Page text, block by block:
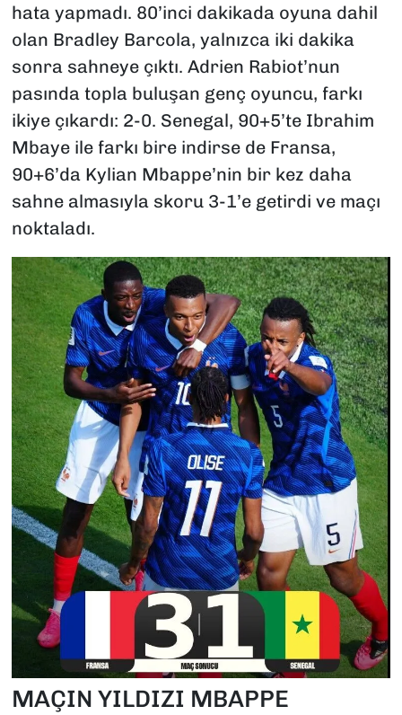
hata yapmadı. 80’inci dakikada oyuna dahil
olan Bradley Barcola, yalnızca iki dakika
sonra sahneye çıktı. Adrien Rabiot’nun
pasında topla buluşan genç oyuncu, farkı
ikiye çıkardı: 2-0. Senegal, 90+5’te Ibrahim
Mbaye ile farkı bire indirse de Fransa,
90+6’da Kylian Mbappe’nin bir kez daha
sahne almasıyla skoru 3-1’e getirdi ve maçı
noktaladı.
MAÇIN YILDIZI MBAPPE